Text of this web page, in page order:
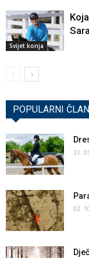
Svijet konja
POPULARNI
31.
02.